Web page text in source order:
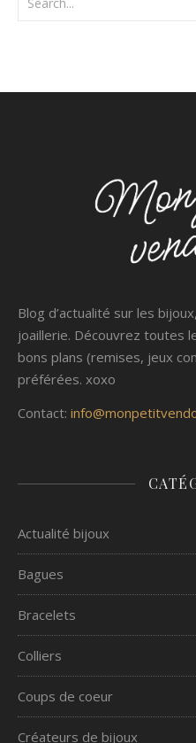
Blog d’actualité sur les
joaillerie. Découvrez toutes
bons plans (remises, jeux
préférées. xoxo
Contact:
Actualité bijoux
Bagues
Bracelets
Colliers
Coups de coeur
Créateurs de bijoux